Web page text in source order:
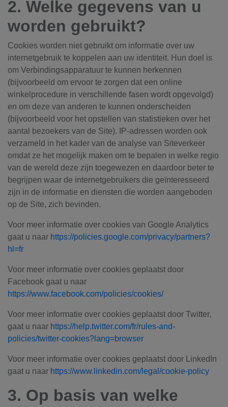
2. Welke gegevens van u
worden gebruikt?
Cookies worden niet gebruikt om informatie over uw
internetgebruik te koppelen aan uw identiteit. Hun doel is
om Verbindingsapparatuur te kunnen herkennen
(bijvoorbeeld om ervoor te zorgen dat een online
winkelprocedure in verschillende fasen wordt opgevolgd)
en om deze van anderen te kunnen onderscheiden
(bijvoorbeeld voor het opstellen van statistieken over het
aantal bezoekers van de Site). IP-adressen worden ook
verzameld in het kader van de analyse van Siteverkeer
omdat ze het mogelijk maken om te bepalen in welke regio
van de wereld deze zijn toegewezen en daardoor beter te
begrijpen waar de internetgebruikers die geïnteresseerd
zijn in de informatie en diensten die worden aangeboden
op de Site, zich bevinden.
Voor meer informatie over cookies van Google Analytics
gaat u naar https://policies.google.com/privacy/partners?
hl=fr
Voor meer informatie over cookies geplaatst door
Facebook gaat u naar
https://www.facebook.com/policies/cookies/
Voor meer informatie over cookies geplaatst door Twitter,
gaat u naar https://help.twitter.com/fr/rules-and-
policies/twitter-cookies?lang=browser
Voor meer informatie over cookies geplaatst door LinkedIn
gaat u naar https://www.linkedin.com/legal/cookie-policy
3. Op basis van welke